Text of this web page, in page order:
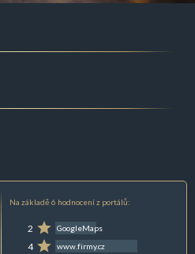
Na základě 6 hodnocení z portálů:
2 GoogleMaps
4 www.firmy.cz